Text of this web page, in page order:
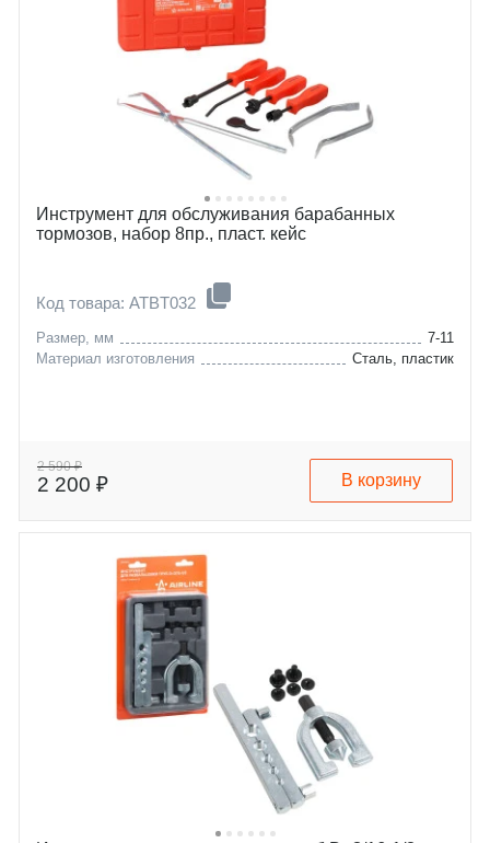
Инструмент для обслуживания барабанных
тормозов, набор 8пр., пласт. кейс
Код товара: ATBT032
Размер, мм
7-11
Материал изготовления
Сталь, пластик
2 590 ₽
2 200 ₽ В корзину